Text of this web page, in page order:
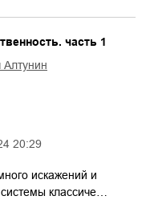
20:29
часть 1
Алтунин
искажений и
классиче…